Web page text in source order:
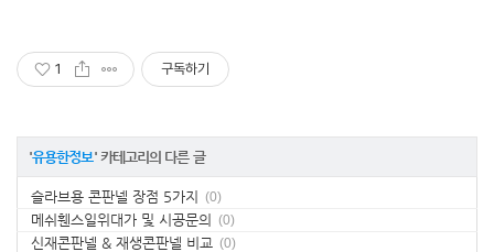
1 구독하기
'유용한정보' 카테고리의 다른 글
슬라브용 콘판넬 장점 5가지 (0)
메쉬휀스일위대가 및 시공문의 (0)
신재콘판넬 & 재생콘판넬 비교 (0)